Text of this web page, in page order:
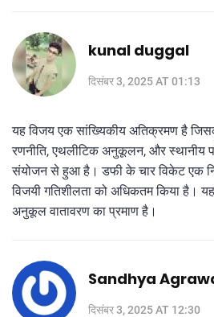
kunal duggal
दिसंबर 3, 2025 AT 01:13
यह विजय एक सांख्यिकीय अतिक्रमण है
रणनीति, एथलीटिक अनुकूलन, और स्थानीय
संयोजन से हुआ है। डफी के चार विकेट एक
विजयी गतिशीलता को अधिकतम किया है।
अनुकूल वातावरण का प्रमाण है।
Sandhya
दिसंबर 3, 2025 AT 12:30